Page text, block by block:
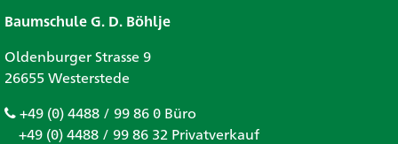
Baumschule G. D. Böhlje
Oldenburger Strasse 9
26655 Westerstede
+49 (0) 4488 / 99 86 0 Büro
+49 (0) 4488 / 99 86 32 Privatverkauf